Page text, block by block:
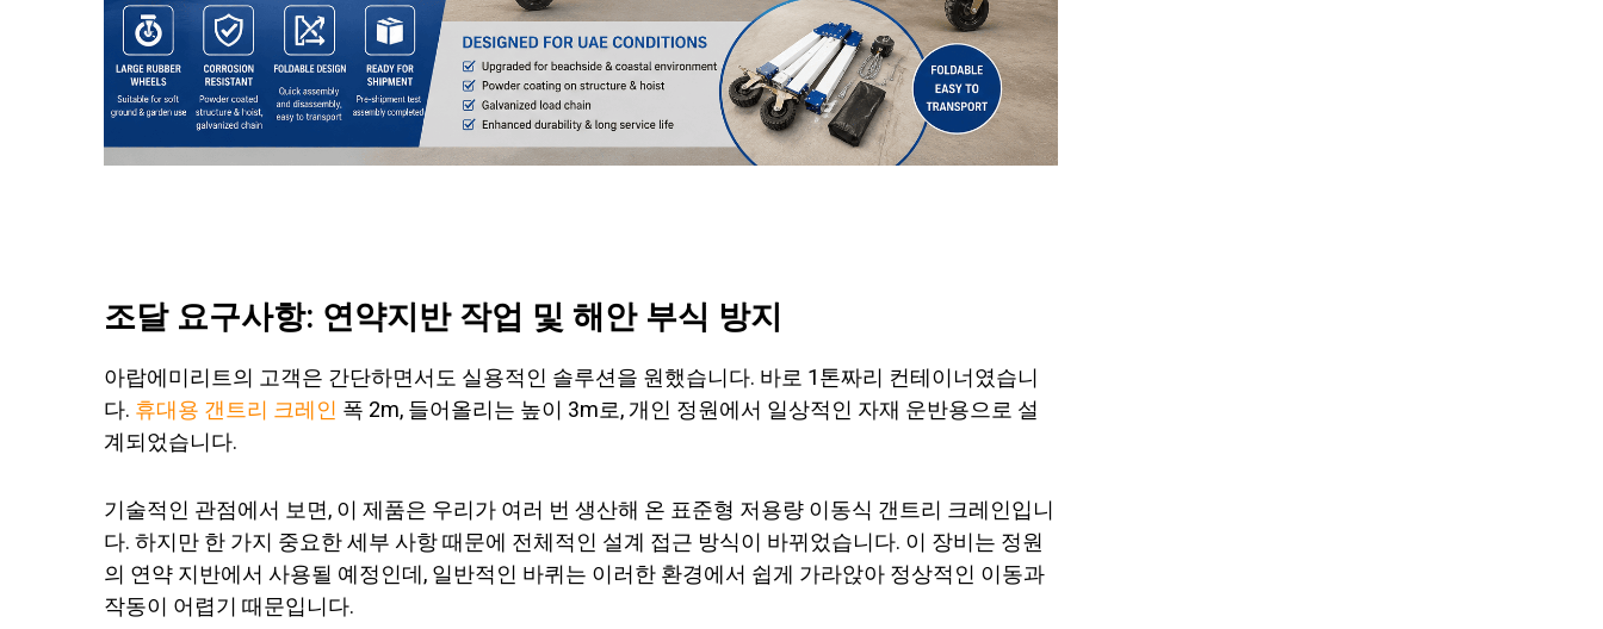
조달 요구사항: 연약지반 작업 및 해안 부식 방지
아랍에미리트의 고객은 간단하면서도 실용적인 솔루션을 원했습니다. 바로 1톤짜리 컨테이너였습니
다. 휴대용 갠트리 크레인 폭 2m, 들어올리는 높이 3m로, 개인 정원에서 일상적인 자재 운반용으로 설
계되었습니다.
기술적인 관점에서 보면, 이 제품은 우리가 여러 번 생산해 온 표준형 저용량 이동식 갠트리 크레인입니
다. 하지만 한 가지 중요한 세부 사항 때문에 전체적인 설계 접근 방식이 바뀌었습니다. 이 장비는 정원
의 연약 지반에서 사용될 예정인데, 일반적인 바퀴는 이러한 환경에서 쉽게 가라앉아 정상적인 이동과
작동이 어렵기 때문입니다.